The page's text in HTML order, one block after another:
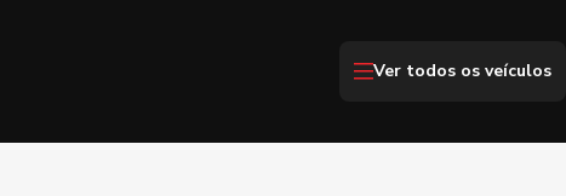
Ver todos os veículos